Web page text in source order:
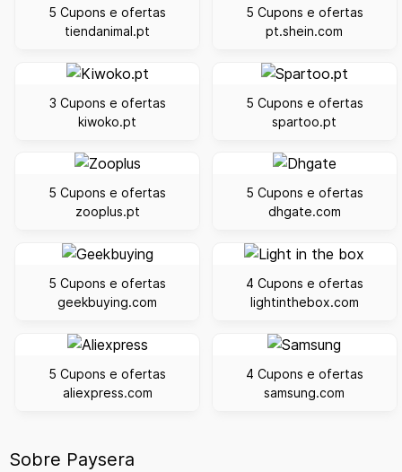
5 Cupons e ofertas
tiendanimal.pt
5 Cupons e ofertas
pt.shein.com
3 Cupons e ofertas
kiwoko.pt
5 Cupons e ofertas
spartoo.pt
5 Cupons e ofertas
zooplus.pt
5 Cupons e ofertas
dhgate.com
5 Cupons e ofertas
geekbuying.com
4 Cupons e ofertas
lightinthebox.com
5 Cupons e ofertas
aliexpress.com
4 Cupons e ofertas
samsung.com
Sobre Paysera